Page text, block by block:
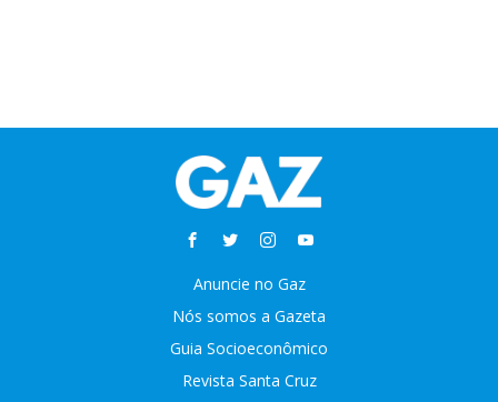
Anuncie no Gaz
Nós somos a Gazeta
Guia Socioeconômico
Revista Santa Cruz